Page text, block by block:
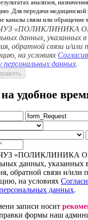
анализов,
Для передачи
каналы связи или обращение
ЧУЗ «ПОЛИКЛИНИКА
данных, указанных
обратной связи и/или
на условиях
данных.
удобное
ЧУЗ «ПОЛИКЛИНИКА
данных, указанных
обратной связи и/или
на условиях
данных.
записи носит
формы наш